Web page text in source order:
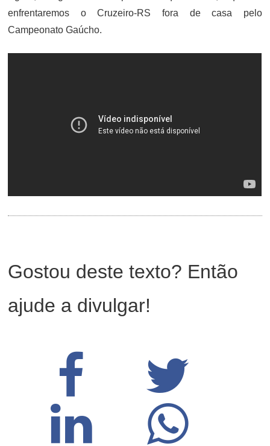
enfrentaremos o Cruzeiro-RS fora de casa pelo
Campeonato Gaúcho.
Gostou deste texto? Então
ajude a divulgar!